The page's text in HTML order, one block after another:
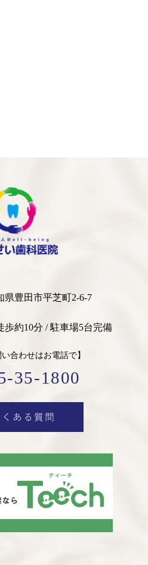
県豊田市平芝町2-6-7
歩約10分 / 駐車場5台完備
い合わせはお電話で】
35-1800